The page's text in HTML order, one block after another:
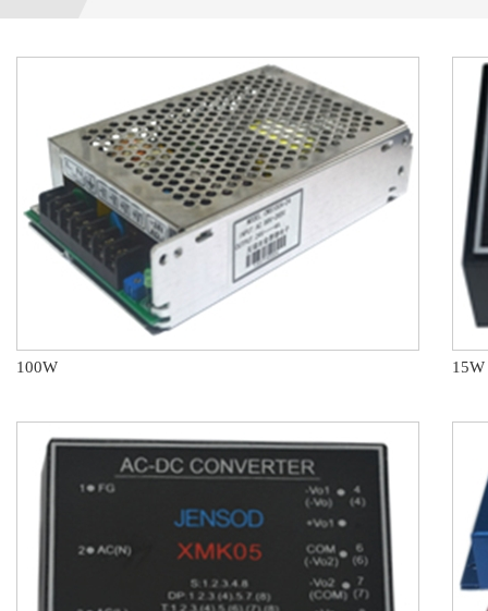
公司荣获电气行业优选潜力品牌，配电领域十大优
参加第四届电力行业变配电及电能质量专业技术交
第八届配电自动化技术应用论坛于大连圆满落下帷
100W 15W